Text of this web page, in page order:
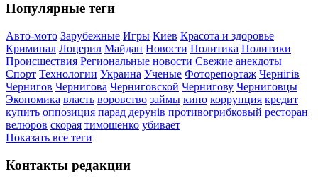
Популярные теги
Авто-мото Зарубежные Игры Киев Красота и здоровье
Криминал Лоцерил Майдан Новости Политика Политики
Происшествия Региональные новости Свежие анекдоты
Спорт Технологии Украина Ученые Фоторепортаж Чернігів
Чернигов Чернигова Черниговской Чернигову Черниговцы
Экономика власть воровство займы кино коррупция кредит
купить оппозиция парад дерунів противогрибковый ресторан
велюров скорая тимошенко убивает
Показать все теги
Контакты редакции